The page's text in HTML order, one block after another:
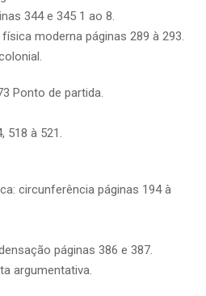
344 e 345 1 ao 8.
moderna páginas 289 à 293.
Ponto de partida.
518 à 521.
circunferência páginas 194 à
páginas 386 e 387.
argumentativa.